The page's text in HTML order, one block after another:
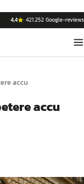
4,4 ·421.252Google-reviews
accu
accu